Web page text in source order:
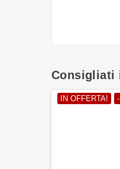
Consigliati
IN OFFERTA!